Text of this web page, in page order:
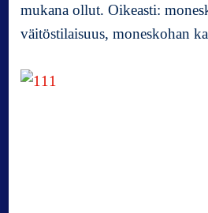
mukana ollut. Oikeasti:
väitöstilaisuus, moneskohan